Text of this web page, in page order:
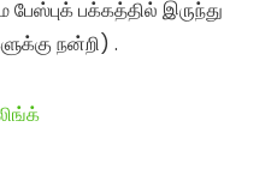
பக்கத்தில் இருந்து
நன்றி) .